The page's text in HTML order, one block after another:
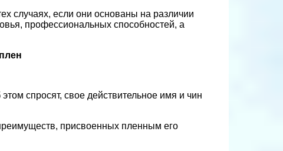
случаях, если они основаны на различии
профессиональных способностей, а
спросят, свое действительное имя и чин
присвоенных пленным его